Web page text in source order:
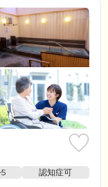
認知症可